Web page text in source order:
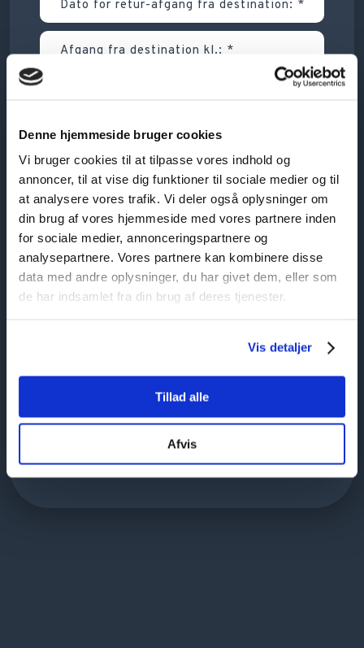
Denne hjemmeside bruger cookies
Vi bruger cookies til at tilpasse vores indhold og
annoncer, til at vise dig funktioner til sociale medier og til
at analysere vores trafik. Vi deler også oplysninger om
din brug af vores hjemmeside med vores partnere inden
for sociale medier, annonceringspartnere og
analysepartnere. Vores partnere kan kombinere disse
data med andre oplysninger, du har givet dem, eller som
de har indsamlet fra din brug af deres tjenester.
Vis detaljer
Tillad alle
Afvis
Du modtager en kvittering på mail, når
din forespørgsel er sendt.​